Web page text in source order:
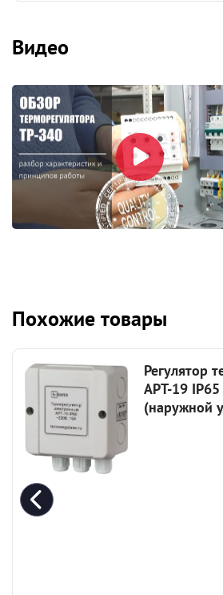
Видео
Похожие товары
Регулятор
АРТ-19
(наружной